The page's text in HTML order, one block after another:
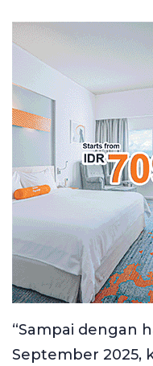
“Sampai dengan
September 2025,